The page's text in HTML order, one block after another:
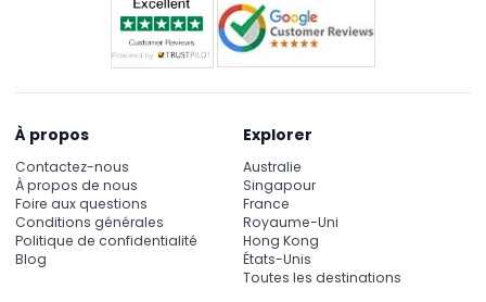
À propos
Contactez-nous
À propos de nous
Foire aux questions
Conditions générales
Politique de confidentialité
Blog
Explorer
Australie
Singapour
France
Royaume-Uni
Hong Kong
États-Unis
Toutes les destinations